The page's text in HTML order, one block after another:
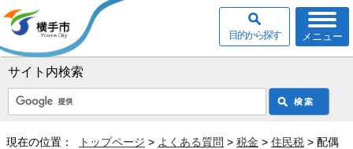
サイト内検索
メニュー
目的から探す
現在の位置： トップページ > よくある質問 > 税金 > 住民税 > 配偶